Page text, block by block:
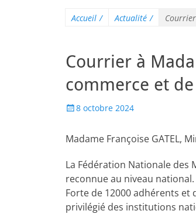
Accueil / Actualité /
Courrier à
commerce et
8 octobre 2024
Madame Françoise GATEL,
La Fédération Nationale des
reconnue au niveau national.
Forte de 12000 adhérents et
privilégié des institutions